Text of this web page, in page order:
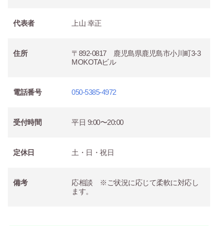
代表者 上山 幸正
住所
〒892-0817 鹿児島県鹿児島市小川町3-3
MOKOTAビル
電話番号 050-5385-4972
受付時間 平日 9:00〜20:00
定休日 土・日・祝日
備考
応相談 ※ご状況に応じて柔軟に対応し
ます。